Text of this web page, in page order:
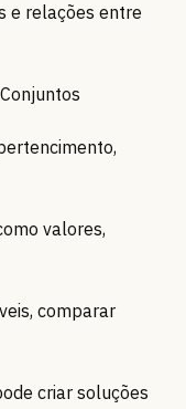
e relações entre
valores,
comparar
criar soluções